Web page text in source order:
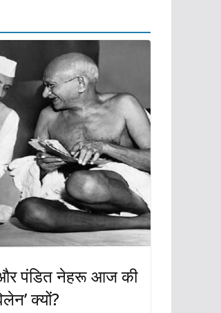
और पंडित नेहरू आज की
क्यों?